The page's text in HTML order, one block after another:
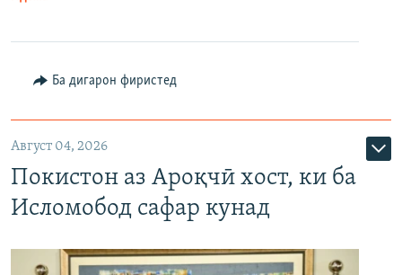
Ба дигарон фиристед
Август 04, 2026
Покистон аз Ароқчӣ хост, ки ба
Исломобод сафар кунад